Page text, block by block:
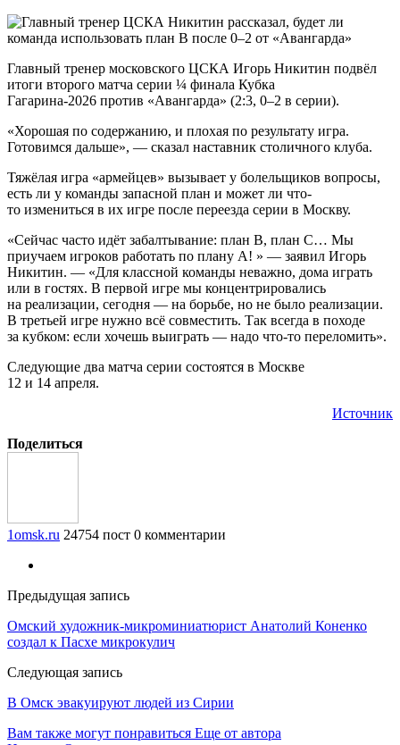
Главный тренер московского ЦСКА Игорь Никитин подвёл
итоги второго матча серии ¼ финала Кубка
Гагарина-2026 против «Авангарда» (2:3, 0–2 в серии).
«Хорошая по содержанию, и плохая по результату игра.
Готовимся дальше», — сказал наставник столичного клуба.
Тяжёлая игра «армейцев» вызывает у болельщиков вопросы,
есть ли у команды запасной план и может ли что-
то измениться в их игре после переезда серии в Москву.
«Сейчас часто идёт забалтывание: план B, план C… Мы
приучаем игроков работать по плану А! » — заявил Игорь
Никитин. — «Для классной команды неважно, дома играть
или в гостях. В первой игре мы концентрировались
на реализации, сегодня — на борьбе, но не было реализации.
В третьей игре нужно всё совместить. Так всегда в походе
за кубком: если хочешь выиграть — надо что-то переломить».
Следующие два матча серии состоятся в Москве
12 и 14 апреля.
Источник
Поделиться
1omsk.ru 24754 пост 0 комментарии
Предыдущая запись
Омский художник-микроминиатюрист Анатолий Коненко
создал к Пасхе микрокулич
Следующая запись
В Омск эвакуируют людей из Сирии
Вам также могут понравиться Еще от автора